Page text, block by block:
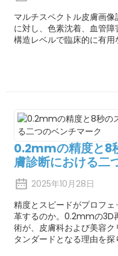
マルチスペクトル皮膚画
に対し、色素沈着、血管
構造レベルで臨床的に有用
0.2mmの精度と8
膚診断における二
2025年10月28日
精度とスピードがプロフ
革するのか。0.​​2mmの3D
術が、皮膚科および美容
タンダードとなる理由を探